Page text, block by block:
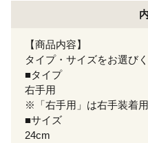
【商品内容】
タイプ・サイズをお選び
■タイプ
右手用
※「右手用」は右手装着用
■サイズ
24cm